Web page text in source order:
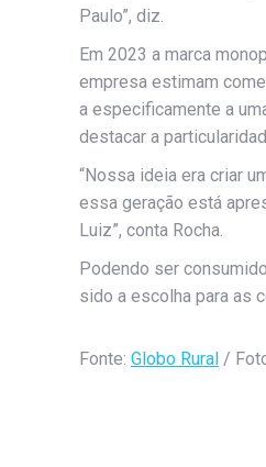
Paulo”, diz.
Em 2023 a marca
empresa estimam
a especificamente a
destacar a
“Nossa ideia era criar
essa geração está
Luiz”, conta Rocha.
Podendo ser
sido a escolha para as
Fonte: Globo Rural /